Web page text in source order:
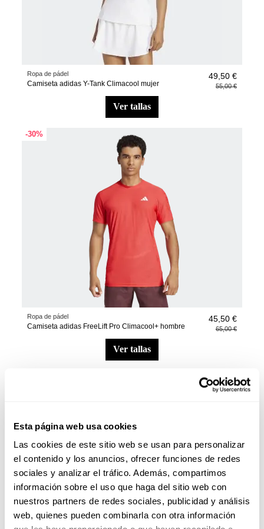
Esta página web usa cookies
Las cookies de este sitio web se usan para personalizar
el contenido y los anuncios, ofrecer funciones de redes
sociales y analizar el tráfico. Además, compartimos
información sobre el uso que haga del sitio web con
nuestros partners de redes sociales, publicidad y análisis
web, quienes pueden combinarla con otra información
Ropa de pádel
Camiseta adidas Y-Tank Climacool mujer
49,50 €
55,00 €
ver tallas
-30%
Ropa de pádel
Camiseta adidas FreeLift Pro Climacool+ hombre
45,50 €
65,00 €
ver tallas